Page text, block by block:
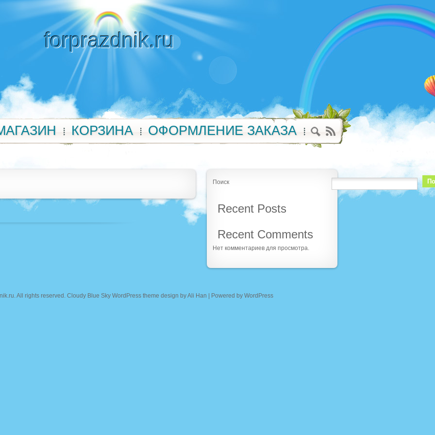
forprazdnik.ru
КОРЗИНА ОФОРМЛЕНИЕ ЗАКАЗА
Поиск
Recent Posts
Recent Comments
Нет комментариев для просмотра.
. All rights reserved. Cloudy Blue Sky WordPress theme design byAli Han | Powered by WordPress